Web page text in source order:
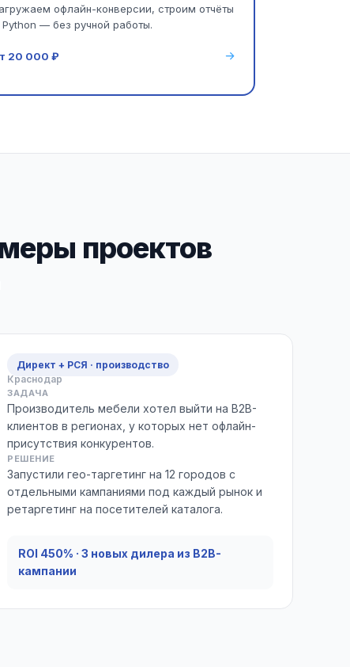
офлайн-конверсии, строим отчёты
Python — без ручной работы.
20 000 ₽
проектов
Директ + РСЯ · производство
Краснодар
ЗАДАЧА
Производитель мебели хотел выйти на B2B-
клиентов в регионах, у которых нет офлайн-
присутствия конкурентов.
РЕШЕНИЕ
Запустили гео-таргетинг на 12 городов с
отдельными кампаниями под каждый рынок и
ретаргетинг на посетителей каталога.
ROI 450% · 3 новых дилера из B2B-
кампании